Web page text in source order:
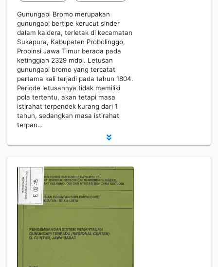
Gunungapi Bromo merupakan
gunungapi bertipe kerucut sinder
dalam kaldera, terletak di kecamatan
Sukapura, Kabupaten Probolinggo,
Propinsi Jawa Timur berada pada
ketinggian 2329 mdpl. Letusan
gunungapi bromo yang tercatat
pertama kali terjadi pada tahun 1804.
Periode letusannya tidak memiliki
pola tertentu, akan tetapi masa
istirahat terpendek kurang dari 1
tahun, sedangkan masa istirahat
terpan…